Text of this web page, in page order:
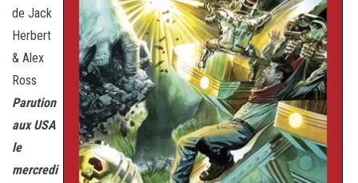
de Jack
Herbert
& Alex
Ross
Parution
aux USA
le
mercredi